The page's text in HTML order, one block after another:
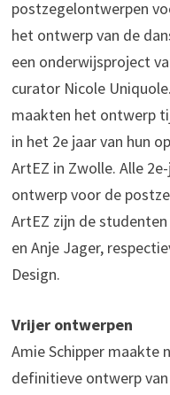
postzegelontwerpen
het ontwerp van de
een onderwijsproject
curator Nicole
maakten het ontwerp
in het 2e jaar van hun
ArtEZ in Zwolle. Alle
ontwerp voor de
ArtEZ zijn de
en Anje Jager,
Design.
Vrijer ontwerpen
Amie Schipper maakte
definitieve ontwerp